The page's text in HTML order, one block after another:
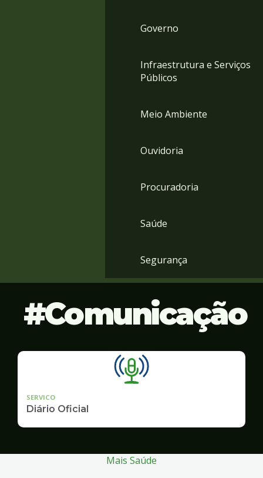
Governo
Infraestrutura e Serviços
Públicos
Meio Ambiente
Ouvidoria
Procuradoria
Saúde
Segurança
Comunicação
SERVICO
Diário Oficial
Mais Saúde